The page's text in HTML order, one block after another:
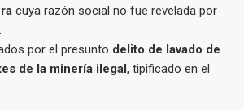
cuya razón social no fue revelada por
por el presunto delito de lavado de
de la minería ilegal , tipificado en el